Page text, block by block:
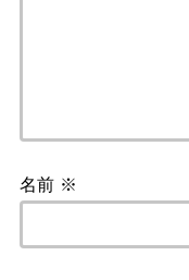
名前 ※